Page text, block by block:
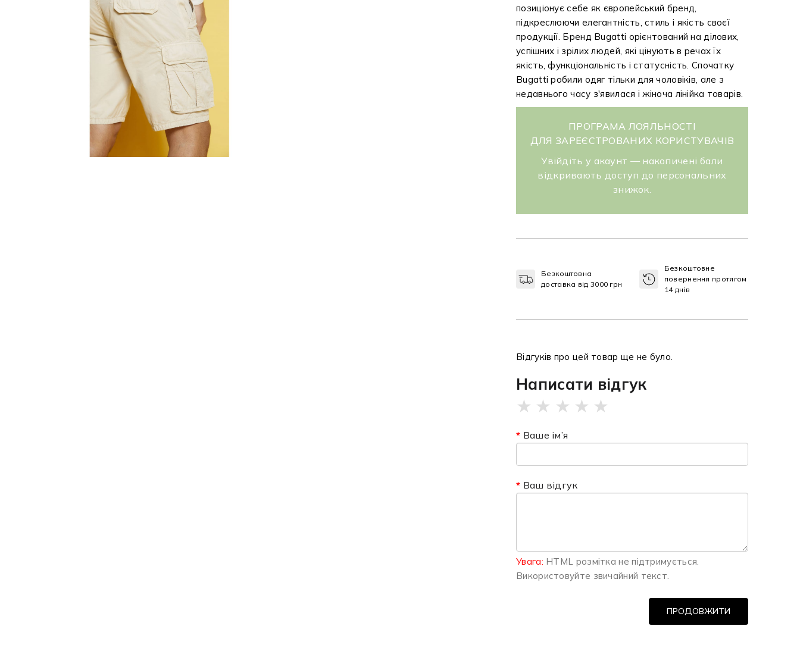
позиціонує себе як європейський бренд,
підкреслюючи елегантність, стиль і якість своєї
продукції. Бренд Bugatti орієнтований на ділових,
успішних і зрілих людей, які цінують в речах їх
якість, функціональність і статусність. Спочатку
Bugatti робили одяг тільки для чоловіків, але з
недавнього часу з'явилася і жіноча лінійка товарів.
ПРОГРАМА ЛОЯЛЬНОСТІ
ДЛЯ ЗАРЕЄСТРОВАНИХ КОРИСТУВАЧІВ
Увійдіть у акаунт — накопичені бали
відкривають доступ до персональних
знижок.
Безкоштовна
доставка від 3000 грн
Безкоштовне
повернення протягом
14 днів
Відгуків про цей товар ще не було.
Написати відгук
★ ★ ★ ★ ★
Ваше ім’я
Ваш відгук
Увага: HTML розмітка не підтримується.
Використовуйте звичайний текст.
ПРОДОВЖИТИ